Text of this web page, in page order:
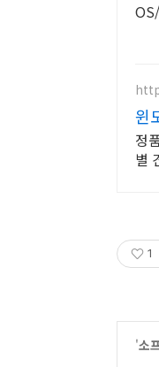
윈
정
별
1
'소